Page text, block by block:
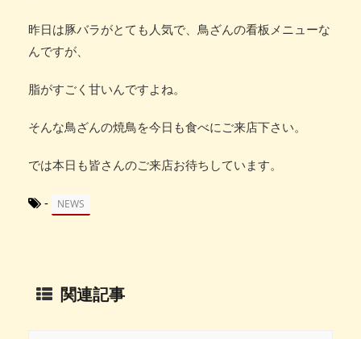
昨日は豚バラがとても人気で、鳥ざんの看板メニューな
んですが、
脂がすごく甘いんですよね。
そんな鳥ざんの焼鳥を今日も食べにご来店下さい。
では本日も皆さんのご来店お待ちしています。
- NEWS
関連記事